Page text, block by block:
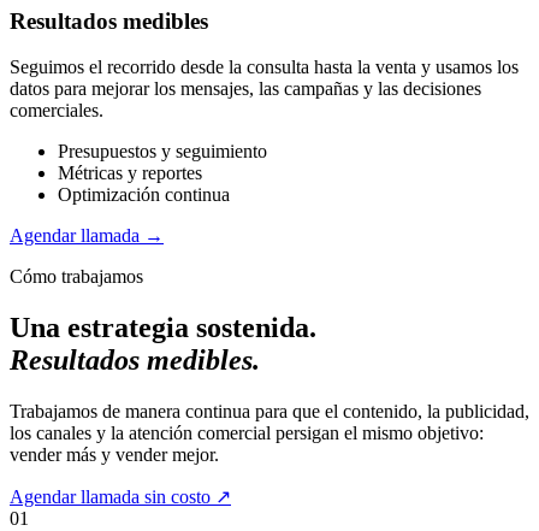
Resultados medibles
Seguimos el recorrido desde la consulta hasta la venta y usamos los
datos para mejorar los mensajes, las campañas y las decisiones
comerciales.
Presupuestos y seguimiento
Métricas y reportes
Optimización continua
Agendar llamada →
Cómo trabajamos
Una estrategia sostenida.
Resultados medibles.
Trabajamos de manera continua para que el contenido, la publicidad,
los canales y la atención comercial persigan el mismo objetivo:
vender más y vender mejor.
Agendar llamada sin costo ↗
01